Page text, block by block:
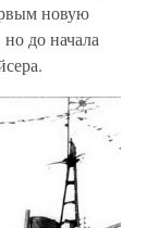
новую
до начала